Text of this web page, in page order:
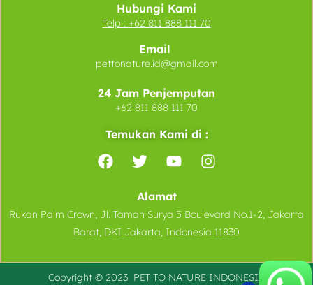
Hubungi Kami
Telp : +62 811 888 111 70
Email
pettonature.id@gmail.com
24 Jam Penjemputan
+62 811 888 111 70
Temukan Kami di :
Alamat
Rukan Palm Crown, Jl. Taman Surya 5 Boulevard No.1-2, Jakarta
Barat, DKI Jakarta, Indonesia 11830
Copyright © 2023 PET TO NATURE INDONESIA